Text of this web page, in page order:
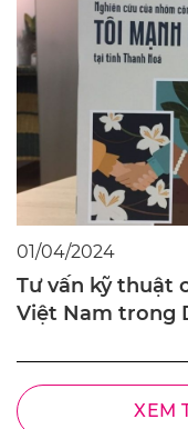
01/04/2024
Tư vấn kỹ thuật
Việt Nam trong
XEM